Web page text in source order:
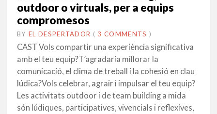
outdoor o virtuals, per a equips
compromesos
BY EL DESPERTADOR ON
12
•(3 COMMENTS )
CAST Vols compartir una experiència significativa
amb el teu equip?T’agradaria millorar la
comunicació, el clima de treball i la cohesió en clau
lúdica?Vols celebrar, agrair i impulsar el teu equip?
Les activitats outdoor i de team building a mida
són lúdiques, participatives, vivencials i reflexives,